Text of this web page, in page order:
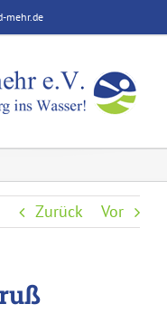
mehr.de
Zurück Vor